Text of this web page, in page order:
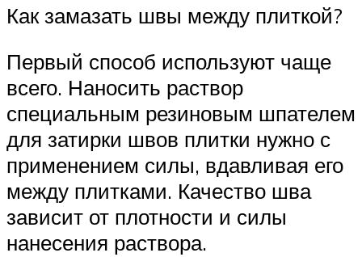
Как замазать швы между плиткой?
Первый способ используют чаще
всего. Наносить раствор
специальным резиновым шпателем
для затирки швов плитки нужно с
применением силы, вдавливая его
между плитками. Качество шва
зависит от плотности и силы
нанесения раствора.